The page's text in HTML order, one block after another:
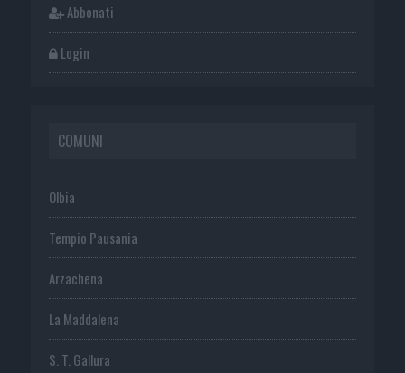
Abbonati
Login
COMUNI
Olbia
Tempio Pausania
Arzachena
La Maddalena
S. T. Gallura